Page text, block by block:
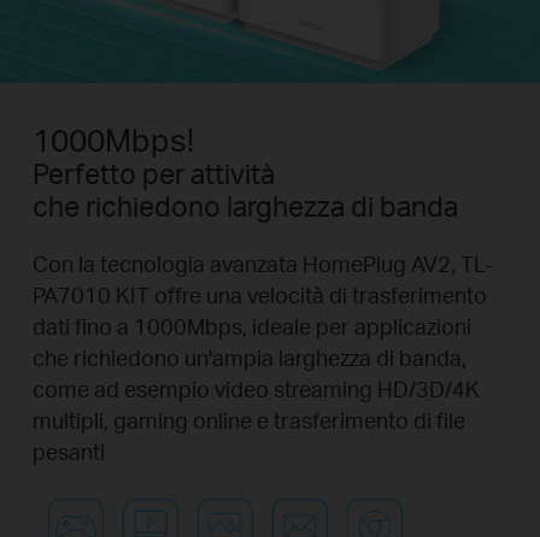
1000Mbps!
Perfetto per attività
che richiedono larghezza di banda
Con la tecnologia avanzata HomePlug AV2, TL-
PA7010 KIT offre una velocità di trasferimento
dati fino a 1000Mbps, ideale per applicazioni
che richiedono un'ampia larghezza di banda,
come ad esempio video streaming HD/3D/4K
multipli, gaming online e trasferimento di file
pesanti